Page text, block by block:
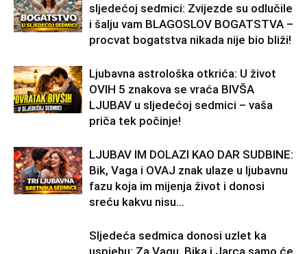
sljedećoj sedmici: Zvijezde su odlučile
i šalju vam BLAGOSLOV BOGATSTVA –
procvat bogatstva nikada nije bio bliži!
Ljubavna astrološka otkrića: U život
OVIH 5 znakova se vraća BIVŠA
LJUBAV u sljedećoj sedmici – vaša
priča tek počinje!
LJUBAV IM DOLAZI KAO DAR SUDBINE:
Bik, Vaga i OVAJ znak ulaze u ljubavnu
fazu koja im mijenja život i donosi
sreću kakvu nisu...
Sljedeća sedmica donosi uzlet ka
uspjehu: Za Vagu, Bika i Jarca samo će